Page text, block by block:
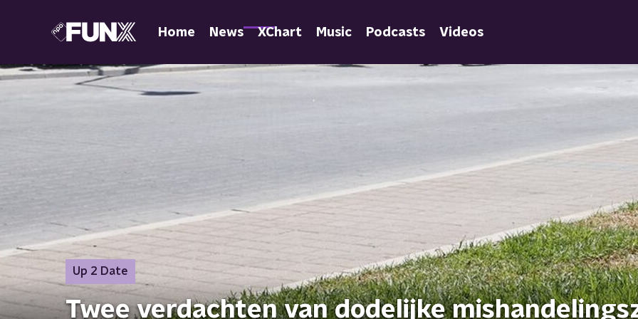
Home News XChart Music Podcasts Videos
Up 2 Date
Twee verdachten van dodelijke